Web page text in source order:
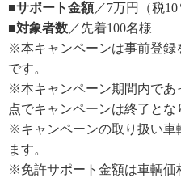
■サポート金額／7万円（税10
■対象者数 ／先着100名様
※本キャンペーンは事前登録
です。
※本キャンペーン期間内であ
点でキャンペーンは終了とな
※キャンペーンの取り扱い車
ます。
※免許サポート金額は車輌価